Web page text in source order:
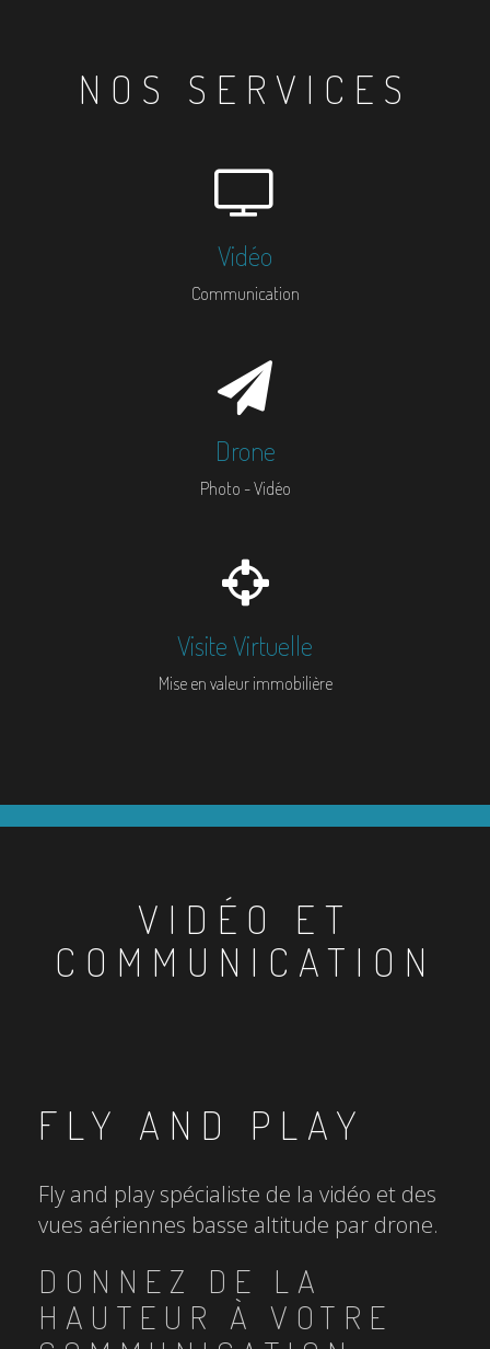
NOS SERVICES
Vidéo
Communication
Drone
Photo - Vidéo
Visite Virtuelle
Mise en valeur immobilière
VIDÉO ET
COMMUNICATION
FLY AND PLAY
Fly and play spécialiste de la vidéo et des
vues aériennes basse altitude par drone.
DONNEZ DE LA
HAUTEUR À VOTRE